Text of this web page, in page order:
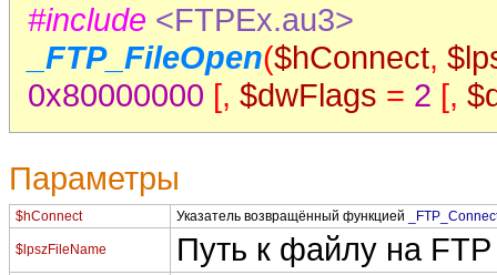
#include <FTPEx.au3>
_FTP_FileOpen($hConnect,
0x80000000 [, $dwFlags = 2 [,
Параметры
$hConnect Указатель возвращённый функцией
$lpszFileName Путь к файлу на